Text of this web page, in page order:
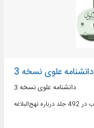
دانشنامه علوی نسخه 3
دانشنامه علوی نسخه 3